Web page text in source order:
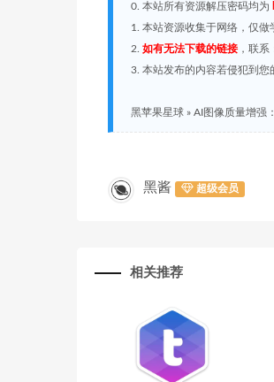
0. 本站所有资源解压密码均为
1. 本站资源收集于网络，仅
2. 如有无法下载的链接，联系
3. 本站发布的内容若侵犯到您
黑苹果星球 » AI图像质量增强
黑酱 超级会员
相关推荐